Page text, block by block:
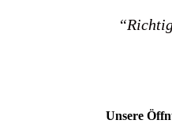
Unsere